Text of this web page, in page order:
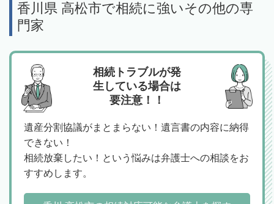
香川県 高松市で相続に強いその他の専
門家
相続トラブルが発
生している場合は
要注意！！
遺産分割協議がまとまらない！遺言書の内容に納得
できない！
相続放棄したい！という悩みは弁護士への相談をお
すすめします。